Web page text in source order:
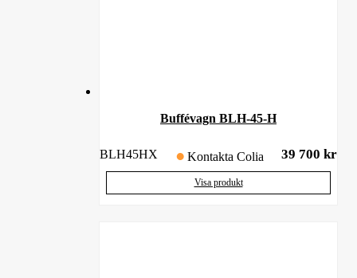
Buffévagn BLH-45-H
BLH45HX Kontakta Colia 39 700 kr
Visa produkt